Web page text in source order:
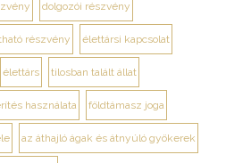
dolgozói részvény
részvény élettársi kapcsolat
élettárs tilosban talált állat
használata földtámasz joga
az áthajló ágak és átnyúló gyökerek